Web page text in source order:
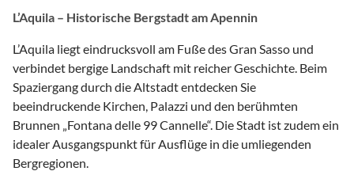
L’Aquila – Historische Bergstadt am Apennin
L’Aquila liegt eindrucksvoll am Fuße des Gran Sasso und
verbindet bergige Landschaft mit reicher Geschichte. Beim
Spaziergang durch die Altstadt entdecken Sie
beeindruckende Kirchen, Palazzi und den berühmten
Brunnen „Fontana delle 99 Cannelle“. Die Stadt ist zudem ein
idealer Ausgangspunkt für Ausflüge in die umliegenden
Bergregionen.